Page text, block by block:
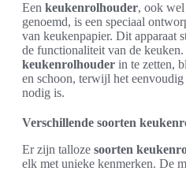
Een keukenrolhouder, ook
genoemd, is een speciaal
van keukenpapier. Dit apparaat
de functionaliteit van de
keukenrolhouder in te zetten,
en schoon, terwijl het
nodig is.
Verschillende soorten
Er zijn talloze soorten
elk met unieke kenmerken. De